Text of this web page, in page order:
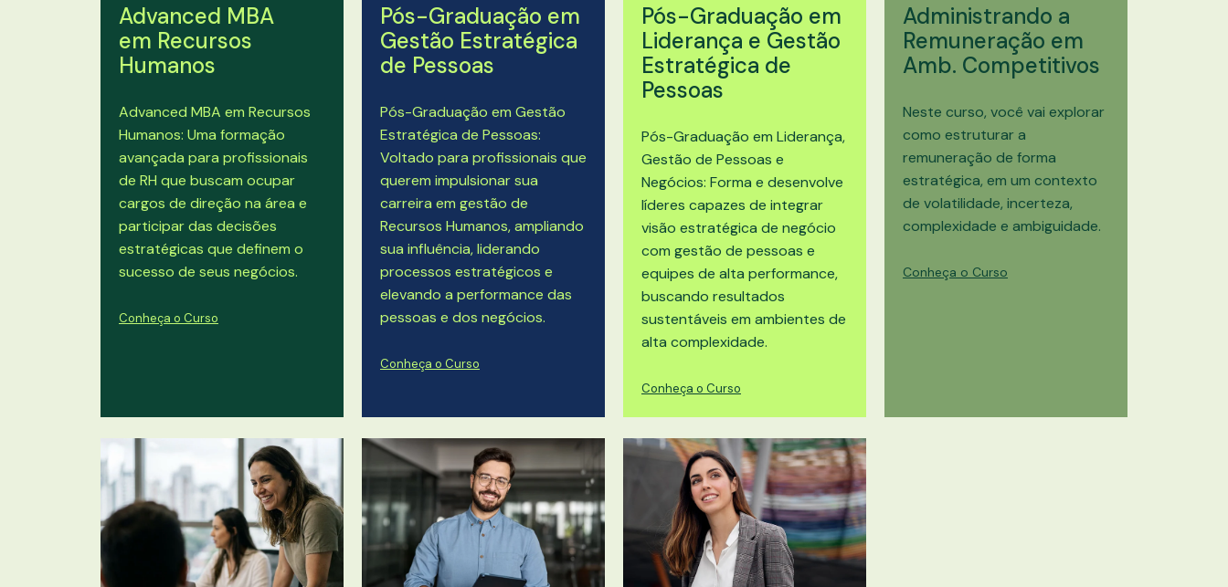
Advanced MBA
em Recursos
Humanos
Advanced MBA em Recursos
Humanos: Uma formação
avançada para profissionais
de RH que buscam ocupar
cargos de direção na área e
participar das decisões
estratégicas que definem o
sucesso de seus negócios.
Conheça o Curso
Pós-Graduação em
Gestão Estratégica
de Pessoas
Pós-Graduação em Gestão
Estratégica de Pessoas:
Voltado para profissionais que
querem impulsionar sua
carreira em gestão de
Recursos Humanos, ampliando
sua influência, liderando
processos estratégicos e
elevando a performance das
pessoas e dos negócios.
Conheça o Curso
Pós-Graduação em
Liderança e Gestão
Estratégica de
Pessoas
Pós-Graduação em Liderança,
Gestão de Pessoas e
Negócios: Forma e desenvolve
líderes capazes de integrar
visão estratégica de negócio
com gestão de pessoas e
equipes de alta performance,
buscando resultados
sustentáveis em ambientes de
alta complexidade.
Conheça o Curso
Administrando a
Remuneração em
Amb. Competitivos
Neste curso, você vai explorar
como estruturar a
remuneração de forma
estratégica, em um contexto
de volatilidade, incerteza,
complexidade e ambiguidade.
Conheça o Curso